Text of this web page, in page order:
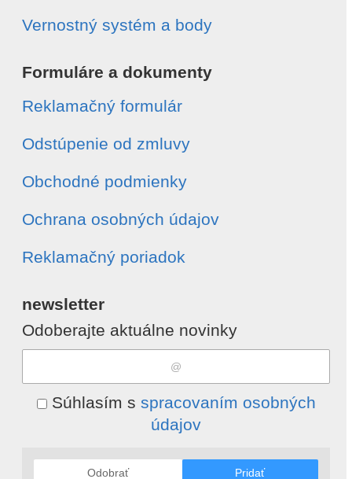
Vernostný systém a body
Formuláre a dokumenty
Reklamačný formulár
Odstúpenie od zmluvy
Obchodné podmienky
Ochrana osobných údajov
Reklamačný poriadok
newsletter
Odoberajte aktuálne novinky
Súhlasím s spracovaním osobných
údajov
Odobrať Pridať